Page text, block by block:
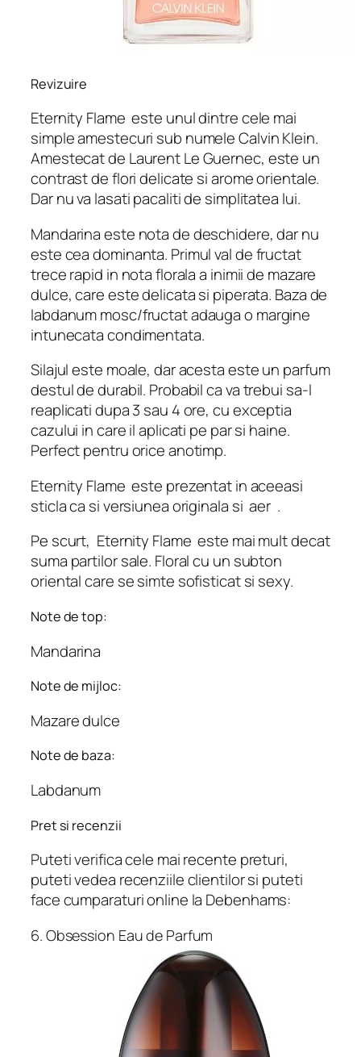
Revizuire
Eternity Flame este unul dintre cele mai
simple amestecuri sub numele Calvin Klein.
Amestecat de Laurent Le Guernec, este un
contrast de flori delicate si arome orientale.
Dar nu va lasati pacaliti de simplitatea lui.
Mandarina este nota de deschidere, dar nu
este cea dominanta. Primul val de fructat
trece rapid in nota florala a inimii de mazare
dulce, care este delicata si piperata. Baza de
labdanum mosc/fructat adauga o margine
intunecata condimentata.
Silajul este moale, dar acesta este un parfum
destul de durabil. Probabil ca va trebui sa-l
reaplicati dupa 3 sau 4 ore, cu exceptia
cazului in care il aplicati pe par si haine.
Perfect pentru orice anotimp.
Eternity Flame este prezentat in aceeasi
sticla ca si versiunea originala siaer .
Pe scurt, Eternity Flame este mai mult decat
suma partilor sale. Floral cu un subton
oriental care se simte sofisticat si sexy.
Note de top:
Mandarina
Note de mijloc:
Mazare dulce
Note de baza:
Labdanum
Pret si recenzii
Puteti verifica cele mai recente preturi,
puteti vedea recenziile clientilor si puteti
face cumparaturi online la Debenhams:
6. Obsession Eau de Parfum